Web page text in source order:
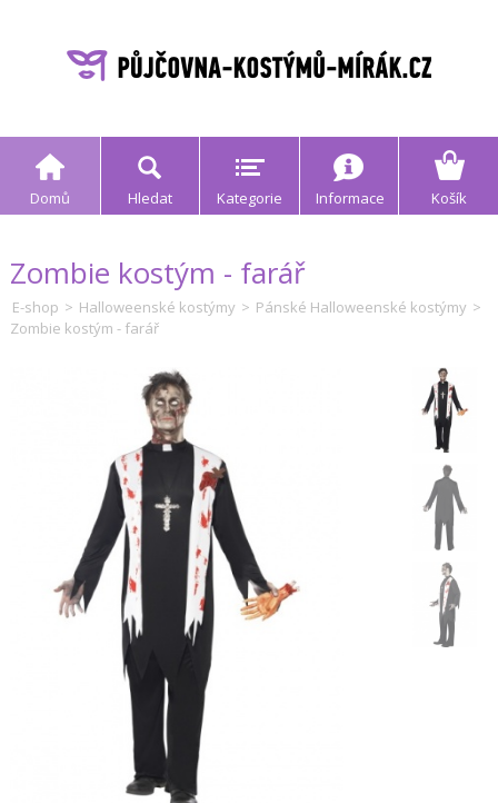
Domů Hledat Kategorie Informace Košík
Zombie kostým - farář
E-shop > Halloweenské kostýmy > Pánské Halloweenské kostýmy >
Zombie kostým - farář